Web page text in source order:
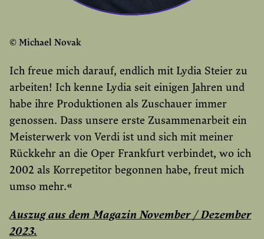
© Michael Novak
Ich freue mich darauf, endlich mit Lydia Steier zu
arbeiten! Ich kenne Lydia seit einigen Jahren und
habe ihre Produktionen als Zuschauer immer
genossen. Dass unsere erste Zusammenarbeit ein
Meisterwerk von Verdi ist und sich mit meiner
Rückkehr an die Oper Frankfurt verbindet, wo ich
2002 als Korrepetitor begonnen habe, freut mich
umso mehr.«
Auszug aus dem Magazin November / Dezember
2023.